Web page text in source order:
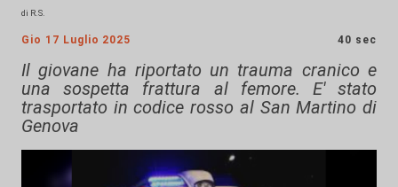
di R.S.
Gio 17 Luglio 2025 40 sec
Il giovane ha riportato un trauma cranico e
una sospetta frattura al femore. E' stato
trasportato in codice rosso al San Martino di
Genova